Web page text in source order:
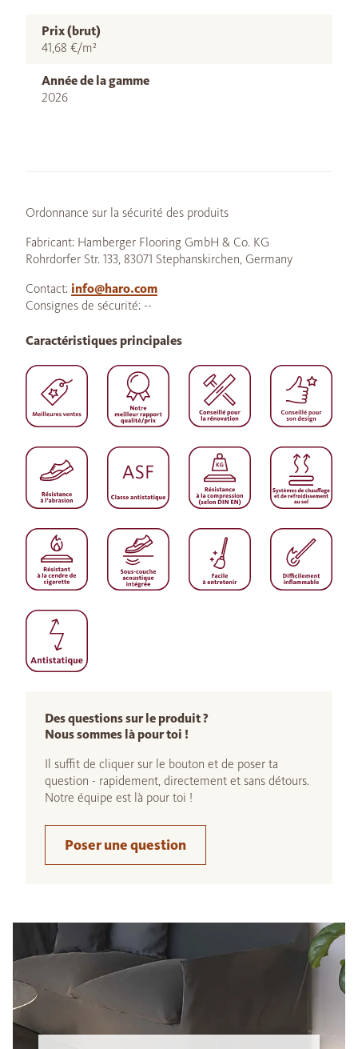
Prix (brut)
41,68 €/m²
Année de la gamme
2026
Ordonnance sur la sécurité des produits
Fabricant: Hamberger Flooring GmbH & Co. KG
Rohrdorfer Str. 133, 83071 Stephanskirchen, Germany
Contact: info@haro.com
Consignes de sécurité: --
Des questions sur le produit ?
Nous sommes là pour toi !
Il suffit de cliquer sur le bouton et de poser ta
question - rapidement, directement et sans détours.
Notre équipe est là pour toi !
Poser une question
Caractéristiques principales